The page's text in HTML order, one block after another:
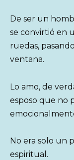
De ser un
se convirtió en
ruedas,
ventana.
Lo amo, de
esposo que no
No era solo un
espiritual.